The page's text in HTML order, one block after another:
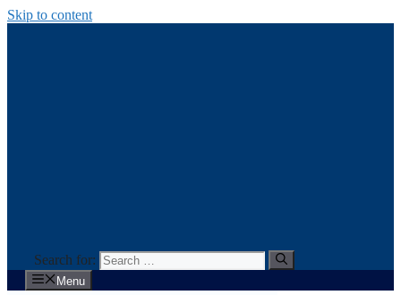
Skip to content
Search for:
Menu